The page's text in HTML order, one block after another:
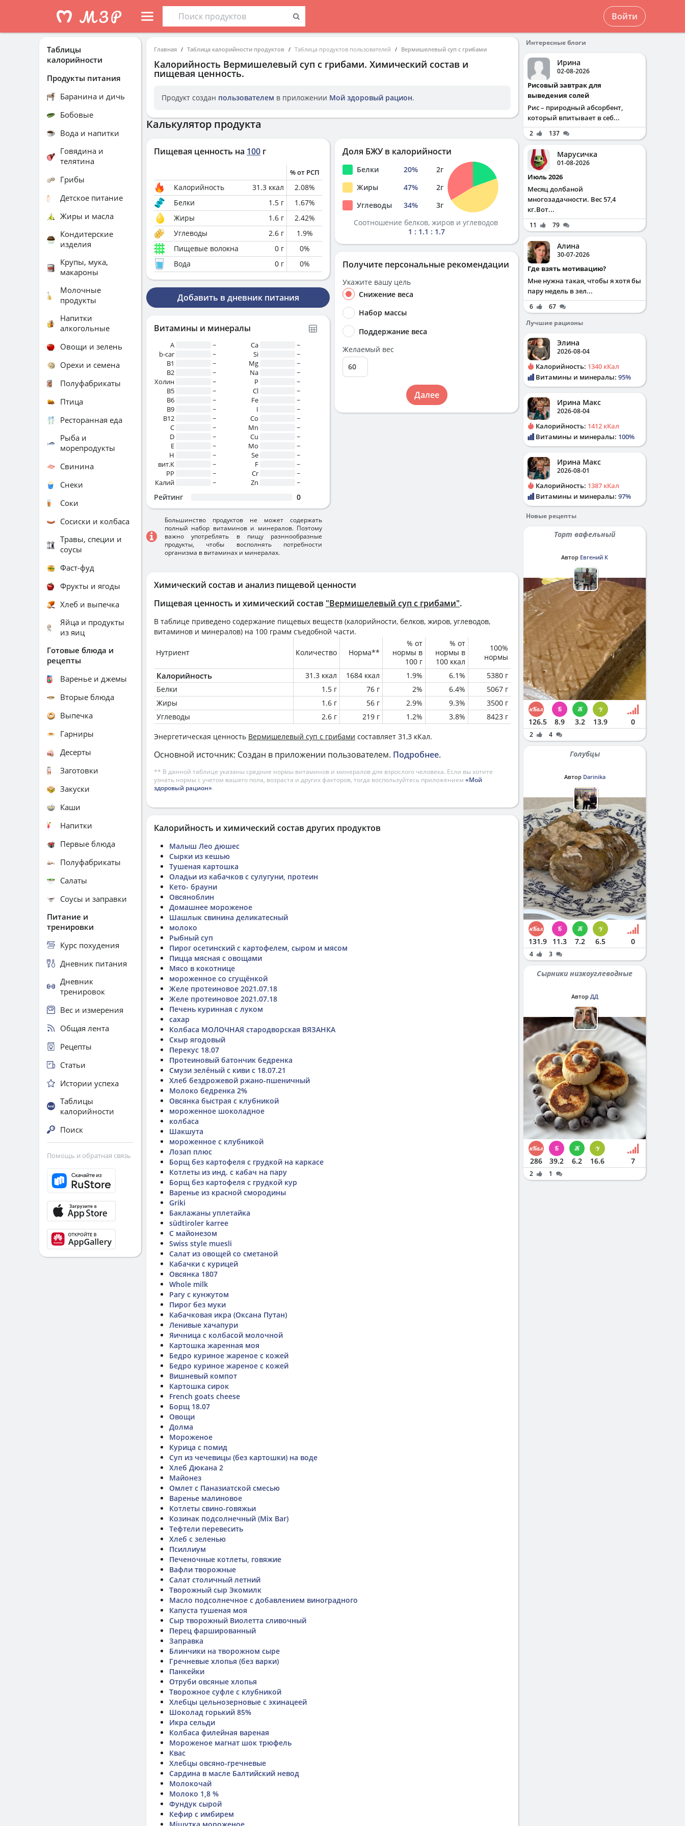
Войти
Главная Таблица калорийности продуктов Таблица продуктов пользователей Вермишелевый суп с грибами
Калорийность Вермишелевый суп с грибами. Химический состав и
пищевая ценность.
Продукт создан пользователем в приложении Мой здоровый рацион.
Химический состав и анализ пищевой ценности
Пищевая ценность и химический состав "Вермишелевый суп с грибами".
В таблице приведено содержание пищевых веществ (калорийности, белков, жиров, углеводов,
витаминов и минералов) на 100 грамм съедобной части.
Нутриент Количество Норма**
% от
нормы в
100 г
% от
нормы в
100 ккал
100%
нормы
Калорийность 31.3 ккал 1684 ккал 1.9% 6.1%
5380 г
Белки
1.5 г 76 г 2% 6.4%
5067 г
Жиры
1.6 г 56 г 2.9% 9.3%
3500 г
Углеводы
2.6 г 219 г 1.2% 3.8% 8423 г
Энергетическая ценность Вермишелевый суп с грибами составляет 31,3 кКал.
Основной источник: Создан в приложении пользователем. Подробнее.
** В данной таблице указаны средние нормы витаминов и минералов для взрослого человека. Если вы хотите
узнать нормы с учетом вашего пола, возраста и других факторов, тогда воспользуйтесь приложением «Мой
здоровый рацион».
Калькулятор продукта
Пищевая ценность на 100 г
% от РСП
Калорийность 31.3 ккал 2.08%
Белки
1.5 г 1.67%
Жиры
1.6 г 2.42%
Углеводы
2.6 г 1.9%
Пищевые волокна
0 г 0%
Вода
0 г 0%
Добавить в дневник питания
Витамины и минералы
A
~
b-car
~
В1
~
B2
~
Холин
~
B5
~
B6
~
B9
~
B12
~
C
~
D
~
E
~
H
~
вит.К
~
PP
~
Калий
~
Ca
~
Si
~
Mg
~
Na
~
P
~
Cl
~
Fe
~
I
~
Co
~
Mn
~
Cu
~
Mo
~
Se
~
F
~
Cr
~
Zn
~
Рейтинг 0
Большинство продуктов не может содержать
полный набор витаминов и минералов. Поэтому
важно употреблять в пищу разннообразные
продукты, чтобы восполнять потребности
организма в витаминах и минералах.
Доля БЖУ в калорийности
Белки 20% 2г
Жиры
47% 2г
Углеводы
34% 3г
Соотношение белков, жиров и углеводов
1 : 1.1 : 1.7
Получите персональные рекомендации
Укажите вашу цель
Снижение веса
Набор массы
Поддержание веса
Желаемый вес
Далее
Калорийность и химический состав других продуктов
Малыш Лео дюшес
Сырки из кешью
Тушеная картошка
Оладьи из кабачков с сулугуни, протеин
Кето- брауни
Овсяноблин
Домашнее мороженое
Шашлык свинина деликатесный
молоко
Рыбный суп
Пирог осетинский с картофелем, сыром и мясом
Пицца мясная с овощами
Мясо в кокотнице
мороженное со сгущёнкой
Желе протеиновое 2021.07.18
Желе протеиновое 2021.07.18
Печень куринная с луком
сахар
Колбаса МОЛОЧНАЯ стародворская ВЯЗАНКА
Скыр ягодовый
Перекус 18.07
Протеиновый батончик бедренка
Смузи зелёный с киви с 18.07.21
Хлеб бездрожевой ржано-пшеничный
Молоко бедренка 2%
Овсянка быстрая с клубникой
мороженное шоколадное
колбаса
Шакшута
мороженное с клубникой
Лозап плюс
Борщ без картофеля с грудкой на каркасе
Котлеты из инд. с кабач на пару
Борщ без картофеля с грудкой кур
Варенье из красной смородины
Griki
Баклажаны уплетайка
südtiroler karree
С майонезом
Swiss style muesli
Салат из овощей со сметаной
Кабачки с курицей
Овсянка 1807
Whole milk
Рагу с кунжутом
Пирог без муки
Кабачковая икра (Оксана Путан)
Ленивые хачапури
Яичница с колбасой молочной
Картошка жаренная моя
Бедро куриное жареное с кожей
Бедро куриное жареное с кожей
Вишневый компот
Картошка сирок
French goats cheese
Борщ 18.07
Овощи
Долма
Мороженое
Курица с помид
Суп из чечевицы (без картошки) на воде
Хлеб Дюкана 2
Майонез
Омлет с Паназиатской смесью
Варенье малиновое
Котлеты свино-говяжьи
Козинак подсолнечный (Mix Bar)
Тефтели перевесить
Хлеб с зеленью
Псиллиум
Печеночные котлеты, говяжие
Вафли творожные
Салат столичный летний
Творожный сыр Экомилк
Масло подсолнечное с добавлением виноградного
Капуста тушеная моя
Сыр творожный Виолетта сливочный
Перец фаршированный
Заправка
Блинчики на творожном сыре
Гречневые хлопья (без варки)
Панкейки
Отруби овсяные хлопья
Творожное суфле с клубникой
Хлебцы цельнозерновые с эхинацеей
Шоколад горький 85%
Икра сельди
Колбаса филейная вареная
Мороженое магнат шок трюфель
Квас
Хлебцы овсяно-гречневые
Сардина в масле Балтийский невод
Молокочай
Молоко 1,8 %
Фундук сырой
Кефир с имбирем
Таблицы
калорийности
Продукты питания
Баранина и дичь
Бобовые
Вода и напитки
Говядина и
телятина
Грибы
Детское питание
Жиры и масла
Кондитерские
изделия
Крупы, мука,
макароны
Молочные
продукты
Напитки
алкогольные
Овощи и зелень
Орехи и семена
Полуфабрикаты
Птица
Ресторанная еда
Рыба и
морепродукты
Свинина
Снеки
Соки
Сосиски и колбаса
Травы, специи и
соусы
Фаст-фуд
Фрукты и ягоды
Хлеб и выпечка
Яйца и продукты
из яиц
Готовые блюда и
рецепты
Варенье и джемы
Вторые блюда
Выпечка
Гарниры
Десерты
Заготовки
Закуски
Каши
Напитки
Первые блюда
Полуфабрикаты
Салаты
Соусы и заправки
Питание и
тренировки
Курс похудения
Дневник питания
Дневник
тренировок
Вес и измерения
Общая лента
Рецепты
Статьи
Истории успеха
Таблицы
калорийности
Поиск
Помощь и обратная связь
Интересные блоги
Ирина
02-08-2026
Рисовый завтрак для
выведения солей
Рис – природный абсорбент,
который впитывает в себ...
2 137
Марусичка
01-08-2026
Июль 2026
Месяц долбаной
многозадачности. Вес 57,4
кг.Вот...
11 79
Алина
30-07-2026
Где взять мотивацию?
Мне нужна такая, чтобы я хотя бы
пару недель в зел...
6
67
Лучшие рационы
Элина
2026-08-04
Калорийность: 1340 кКал
Витамины и минералы: 95%
Ирина Макс
2026-08-04
Калорийность: 1412 кКал
Витамины и минералы: 100%
Ирина Макс
2026-08-01
Калорийность: 1387 кКал
Витамины и минералы: 97%
Новые рецепты
Торт вафельный
Автор Евгений К
126.5 8.9 3.2 13.9 0
2 4
Голубцы
Автор Darinika
131.9 11.3 7.2 6.5 0
4 3
Сырники низкоуглеводные
Автор ДД
286 39.2 6.2 16.6 7
2 1